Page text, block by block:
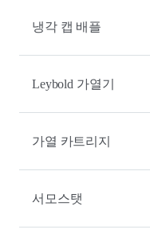
냉각 캡 배플
Leybold 가열기
가열 카트리지
서모스탯